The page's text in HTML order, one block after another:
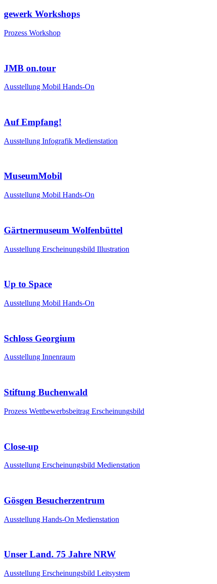
gewerk Workshops
Prozess Workshop
JMB on.tour
Ausstellung Mobil Hands-On
Auf Empfang!
Ausstellung Infografik Medienstation
MuseumMobil
Ausstellung Mobil Hands-On
Gärtnermuseum Wolfenbüttel
Ausstellung Erscheinungsbild Illustration
Up to Space
Ausstellung Mobil Hands-On
Schloss Georgium
Ausstellung Innenraum
Stiftung Buchenwald
Prozess Wettbewerbsbeitrag Erscheinungsbild
Close-up
Ausstellung Erscheinungsbild Medienstation
Gösgen Besucherzentrum
Ausstellung Hands-On Medienstation
Unser Land. 75 Jahre NRW
Ausstellung Erscheinungsbild Leitsystem